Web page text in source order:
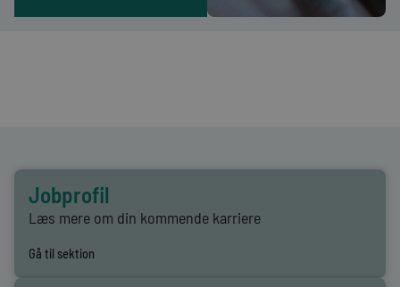
Jobprofil
Læs mere om din kommende karriere
Gå til sektion